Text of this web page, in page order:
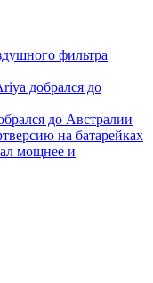
фильтра
добрался до
до Австралии
на батарейках
мощнее и